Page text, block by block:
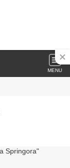
MENU